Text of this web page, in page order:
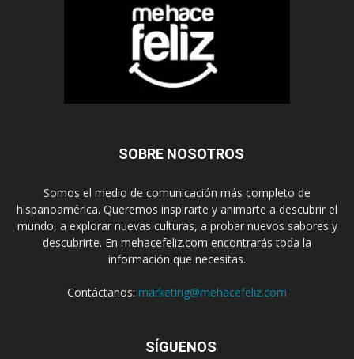
SOBRE NOSOTROS
Somos el medio de comunicación más completo de
hispanoamérica. Queremos inspirarte y animarte a descubrir el
mundo, a explorar nuevas culturas, a probar nuevos sabores y
descubrirte. En mehacefeliz.com encontrarás toda la
información que necesitas.
Contáctanos: marketing@mehacefeliz.com
SÍGUENOS